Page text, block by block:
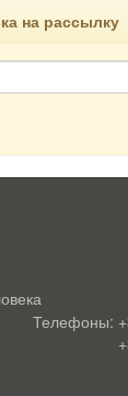
на рассылку
Телефоны: